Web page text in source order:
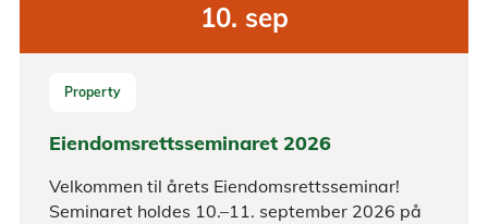
10. sep
Property
Eiendomsrettsseminaret 2026
Velkommen til årets Eiendomsrettsseminar!
Seminaret holdes 10.–11. september 2026 på